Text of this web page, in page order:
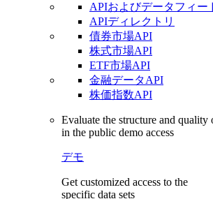
APIおよびデータフィー
APIディレクトリ
債券市場API
株式市場API
ETF市場API
金融データAPI
株価指数API
Evaluate the structure and quality
in the public demo access
デモ
Get customized access to the
specific data sets